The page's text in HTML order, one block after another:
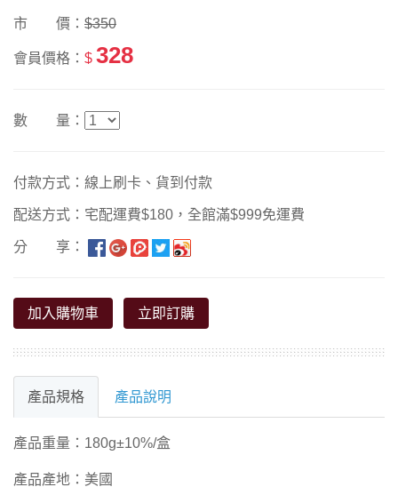
市 價： $350
會員價格： $ 328
數 量：
付款方式：線上刷卡、貨到付款
配送方式：宅配運費$180，全館滿$999免運費
分 享：
加入購物車 立即訂購
產品規格 產品說明